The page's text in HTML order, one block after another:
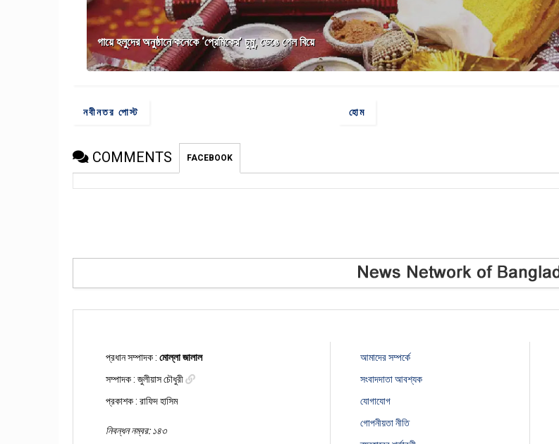
গায়ে হলুদের অনুষ্ঠানে কনেকে ‘প্রেমিকের’ চুমু, ভেঙে গেল বিয়ে
নবীনতর পোস্ট হোম
COMMENTS FACEBOOK
প্রধান সম্পাদক : মোল্লা জালাল
সম্পাদক : জুলীয়াস চৌধুরী
প্রকাশক : রাফিদ হাসিম
নিবন্ধন নম্বর: ১৪৩
আমাদের সম্পর্কে
সংবাদদাতা আবশ্যক
যোগাযোগ
গোপনীয়তা নীতি